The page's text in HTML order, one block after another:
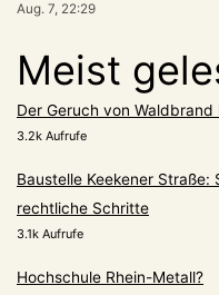
Aug. 7, 22:29
Meist
Der Geruch von
3.2k Aufrufe
Baustelle Keekener
rechtliche Schritte
3.1k Aufrufe
Hochschule Rhein-Metall?